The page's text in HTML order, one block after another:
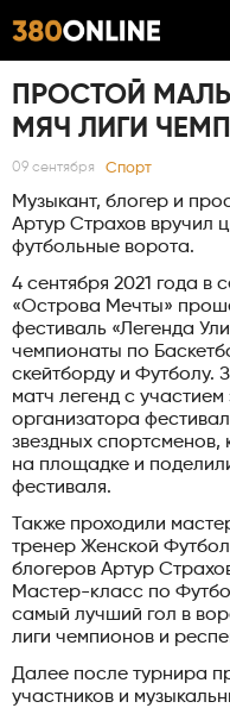
ПРОСТОЙ
МЯЧ ЛИГИ
09 сентября Спорт
Музыкант, блогер и
Артур Страхов вручил
футбольные ворота.
4 сентября 2021 года
«Острова Мечты»
фестиваль «Легенда
чемпионаты по
скейтборду и Футболу.
матч легенд с участием
организатора
звездных спортсменов,
на площадке и
фестиваля.
Также проходили
тренер Женской
блогеров Артур
Мастер-класс по
самый лучший гол в
лиги чемпионов и
Далее после турнира
участников и